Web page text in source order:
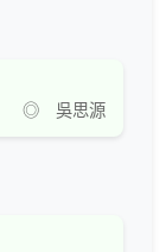
◎ 吳思源